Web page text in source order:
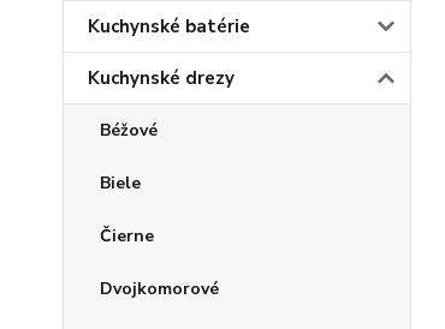
Kuchynské batérie
Kuchynské drezy
Béžové
Biele
Čierne
Dvojkomorové